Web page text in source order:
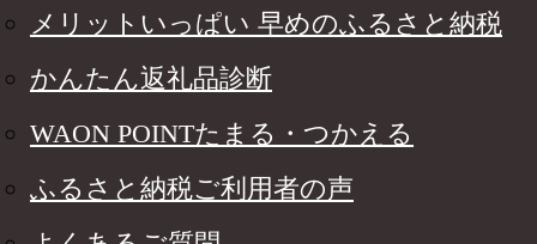
メリットいっぱい 早めのふるさと納税
かんたん返礼品診断
WAON POINTたまる・つかえる
ふるさと納税ご利用者の声